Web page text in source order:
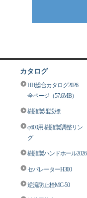
カタログ
HH総合カタログ2026
全ページ（57.6MB）
樹脂製埋設標
φ600用 樹脂製調整リン
グ
樹脂製ハンドホール2026
セパレーターH300
逆流防止栓MC-50